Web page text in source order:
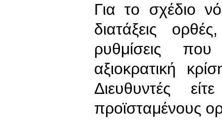
Για το σχέδιο
διατάξεις
ρυθμίσεις
αξιοκρατική
Διευθυντές
προϊσταμένους